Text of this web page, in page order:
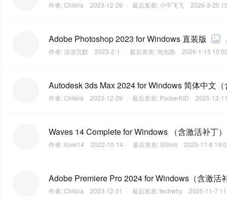
作者:Chikira 2023-12-29 最后发表:小宇飞飞 2026-3-25
Adobe Photoshop 2023 for Windows 直装版
作者:淡淡沉默 2023-2-1 最后发表:泡泡跑 2026-1-15
Autodesk 3ds Max 2024 for Windows 简体中文
作者:Chikira 2023-12-29 最后发表: PockerKID 2025-12-
Waves 14 Complete for Windows （含激活补丁）
作者:ilove14 2022-10-14 最后发表:Sillors 2025-11-8
Adobe Premiere Pro 2024 for Windows（含激活
作者:Chikira 2023-12-31 最后发表:techwhy 2025-11-7